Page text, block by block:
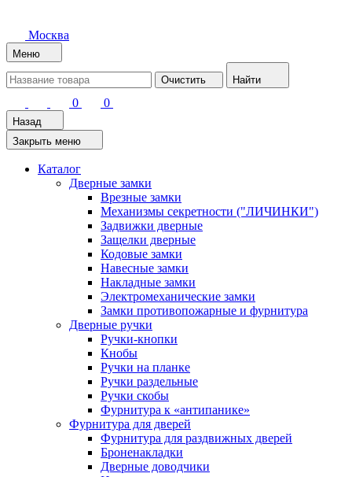
Москва
Меню
Очистить Найти
0 0
Назад
Закрыть меню
Каталог
Дверные замки
Врезные замки
Механизмы секретности ("ЛИЧИНКИ")
Задвижки дверные
Защелки дверные
Кодовые замки
Навесные замки
Накладные замки
Электромеханические замки
Замки противопожарные и фурнитура
Дверные ручки
Ручки-кнопки
Кнобы
Ручки на планке
Ручки раздельные
Ручки скобы
Фурнитура к «антипанике»
Фурнитура для дверей
Фурнитура для раздвижных дверей
Броненакладки
Дверные доводчики